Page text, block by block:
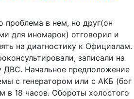
проблема в нем, но друг(он
для иномарок) отговорил и
на диагностику к Официалам.
записали на
ДВС. Начальное предположение
с генератором или с АКБ (бог
в 18 часов. Обороты холостого